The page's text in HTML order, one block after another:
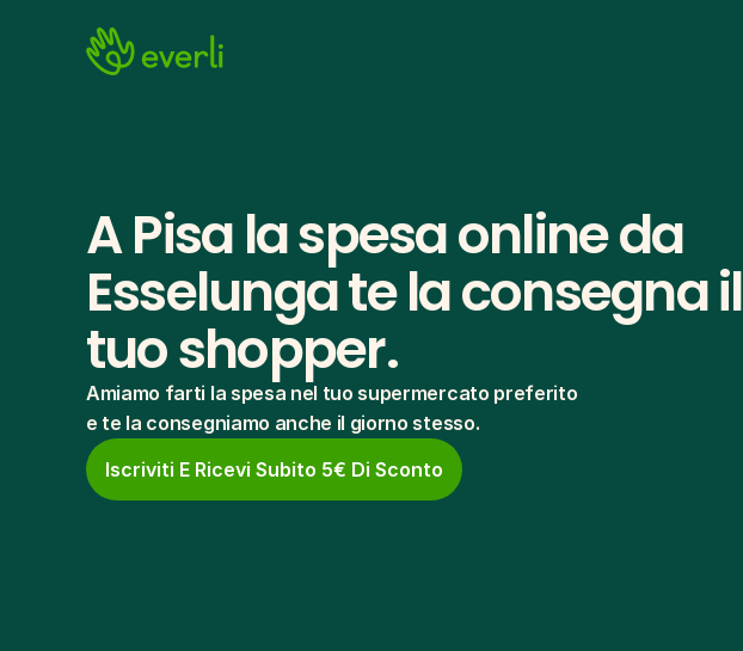
A Pisa la spesa online da
Esselunga te la consegna il
tuo shopper.
Amiamo farti la spesa nel tuo supermercato preferito
e te la consegniamo anche il giorno stesso.
Iscriviti E Ricevi Subito 5€ Di Sconto